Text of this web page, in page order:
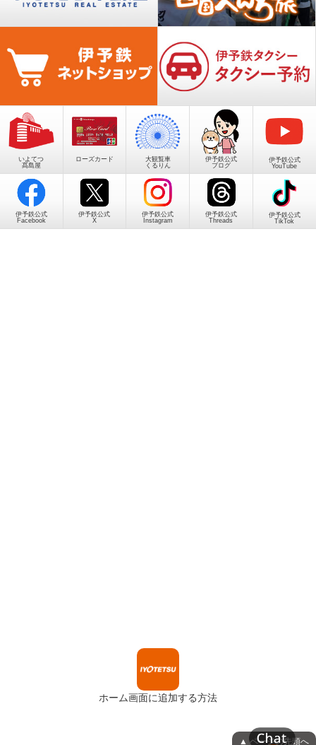
いよてつ
髙島屋
ローズカード
大観覧車
くるりん
伊予鉄公式
ブログ
伊予鉄公式
YouTube
伊予鉄公式
Facebook
伊予鉄公式
X
伊予鉄公式
Instagram
伊予鉄公式
Threads
伊予鉄公式
TikTok
ホーム画面に追加する方法
▲ ページの先頭へ